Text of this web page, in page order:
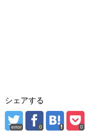
シェアする
error 0 0